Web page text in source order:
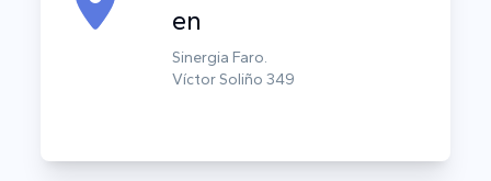
en
Sinergia Faro.
Víctor Soliño 349